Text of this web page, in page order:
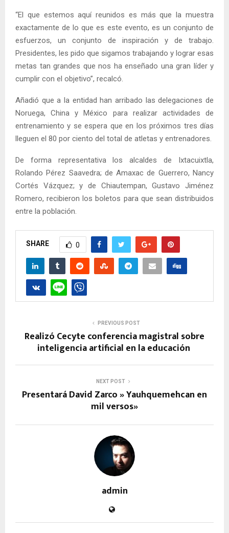
“El que estemos aquí reunidos es más que la muestra
exactamente de lo que es este evento, es un conjunto de
esfuerzos, un conjunto de inspiración y de trabajo.
Presidentes, les pido que sigamos trabajando y lograr esas
metas tan grandes que nos ha enseñado una gran líder y
cumplir con el objetivo”, recalcó.
Añadió que a la entidad han arribado las delegaciones de
Noruega, China y México para realizar actividades de
entrenamiento y se espera que en los próximos tres días
lleguen el 80 por ciento del total de atletas y entrenadores.
De forma representativa los alcaldes de Ixtacuixtla,
Rolando Pérez Saavedra; de Amaxac de Guerrero, Nancy
Cortés Vázquez; y de Chiautempan, Gustavo Jiménez
Romero, recibieron los boletos para que sean distribuidos
entre la población.
SHARE 0
PREVIOUS POST
Realizó Cecyte conferencia magistral sobre
inteligencia artificial en la educación
NEXT POST
Presentará David Zarco » Yauhquemehcan en
mil versos»
admin